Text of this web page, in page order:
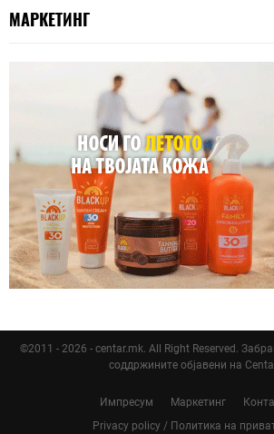
МАРКЕТИНГ
©2011 - 2026 - centar.mk. All Right Reserved.
соддржините објавени на
Импресум Маркетинг
Privacy policy / Политика на